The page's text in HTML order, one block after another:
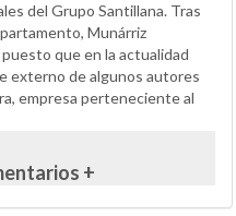
del Grupo Santillana. Tras
Munárriz
que en la actualidad
externo de algunos autores
empresa perteneciente al
+